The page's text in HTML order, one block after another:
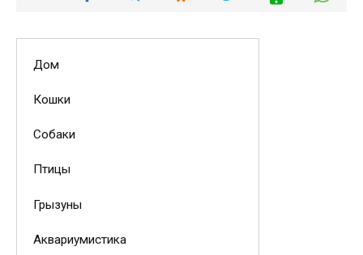
Дом
Кошки
Собаки
Птицы
Грызуны
Аквариумистика